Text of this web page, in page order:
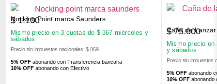
Nocking Point marca Saunders
$1.100
Mismo precio en 3 cuotas de $367 miércoles y
sábados
Precio sin impuestos nacionales: $ 869
5% OFF abonando con Transferencia bancaria
10% OFF abonando con Efectivo
Caña de
$75.000
Mismo precio
y sábados
Precio sin impuestos
5% OFF abonando
10% OFF abonando